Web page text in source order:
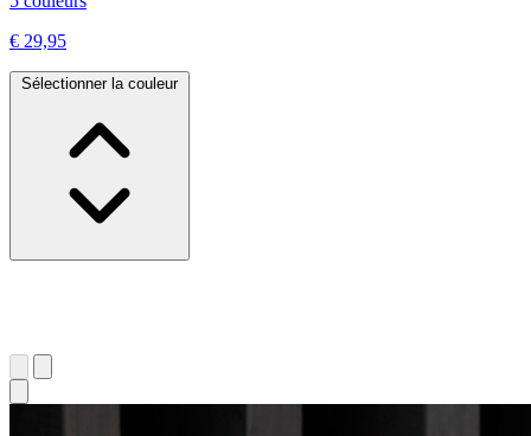
€ 29,95
Sélectionner la couleur